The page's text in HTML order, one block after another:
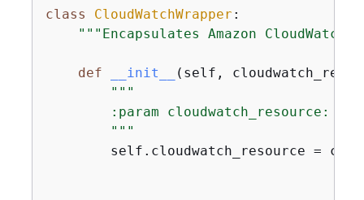
class CloudWatchWrapper :
"""Encapsulates Amazon
def __init__ ( self,
"""
:param cloudwatch_resource: A
        """
self.cloudwatch_resource =